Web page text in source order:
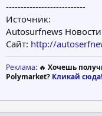
---------------------------
Источник:
Autosurfnews Новости
Сайт: http://
Реклама: 🔥 Хочешь
Polymarket? Кликай сюда!